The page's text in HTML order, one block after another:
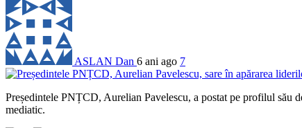
ASLAN Dan 6 ani ago 7
Președintele PNȚCD, Aurelian Pavelescu, a postat pe profilul său
mediatic.